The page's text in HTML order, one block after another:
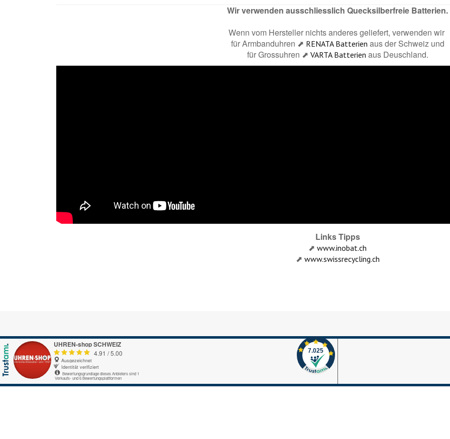
Wir verwenden ausschliesslich Quecksilberfreie Batterien.
Wenn vom Hersteller nichts anderes geliefert, verwenden wir
für Armbanduhren ⬈ RENATA Batterien aus der Schweiz und
für Grossuhren ⬈ VARTA Batterien aus Deuschland.
Links Tipps
⬈ www.inobat.ch
⬈ www.swissrecycling.ch
UHREN-shop SCHWEIZ
4.91 /5.00
Ausgezeichnet
Identität verifiziert
Bewertungsgrundlage dieses Anbieters sind 1
Verkaufs- und 6 Bewertungsplattformen
7.025